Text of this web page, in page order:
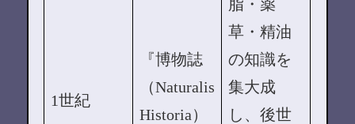
1世紀
『博物誌
（Naturalis
Historia）
脂・薬
草・精油
の知識を
集大成
し、後世